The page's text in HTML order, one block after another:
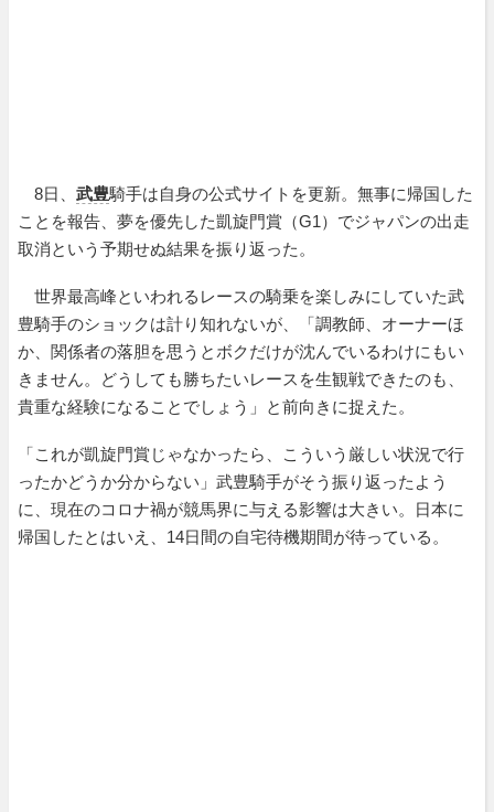
8日、 武豊騎手は自身の公式サイトを更新。無事に帰国した
ことを報告、夢を優先した凱旋門賞（G1）でジャパンの出走
取消という予期せぬ結果を振り返った。
世界最高峰といわれるレースの騎乗を楽しみにしていた武
豊騎手のショックは計り知れないが、「調教師、オーナーほ
か、関係者の落胆を思うとボクだけが沈んでいるわけにもい
きません。どうしても勝ちたいレースを生観戦できたのも、
貴重な経験になることでしょう」と前向きに捉えた。
「これが凱旋門賞じゃなかったら、こういう厳しい状況で行
ったかどうか分からない」武豊騎手がそう振り返ったよう
に、現在のコロナ禍が競馬界に与える影響は大きい。日本に
帰国したとはいえ、14日間の自宅待機期間が待っている。